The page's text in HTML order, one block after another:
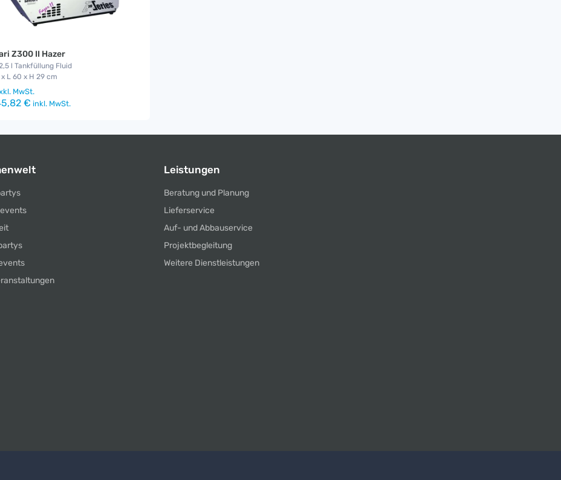
Z300 II Hazer
l Tankfüllung Fluid
L 60 x H 29 cm
MwSt.
€ inkl. MwSt.
Leistungen
Beratung und Planung
Lieferservice
Auf- und Abbauservice
Projektbegleitung
Weitere Dienstleistungen